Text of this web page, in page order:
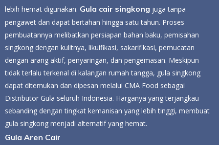
lebih hemat digunakan. Gula cair singkong juga tanpa
pengawet dan dapat bertahan hingga satu tahun. Proses
pembuatannya melibatkan persiapan bahan baku, pemisahan
singkong dengan kulitnya, likuifikasi, sakarifikasi, pemucatan
dengan arang aktif, penyaringan, dan pengemasan. Meskipun
tidak terlalu terkenal di kalangan rumah tangga, gula singkong
dapat ditemukan dan dipesan melalui CMA Food sebagai
Distributor Gula seluruh Indonesia. Harganya yang terjangkau
sebanding dengan tingkat kemanisan yang lebih tinggi, membuat
gula singkong menjadi alternatif yang hemat.
Gula Aren Cair